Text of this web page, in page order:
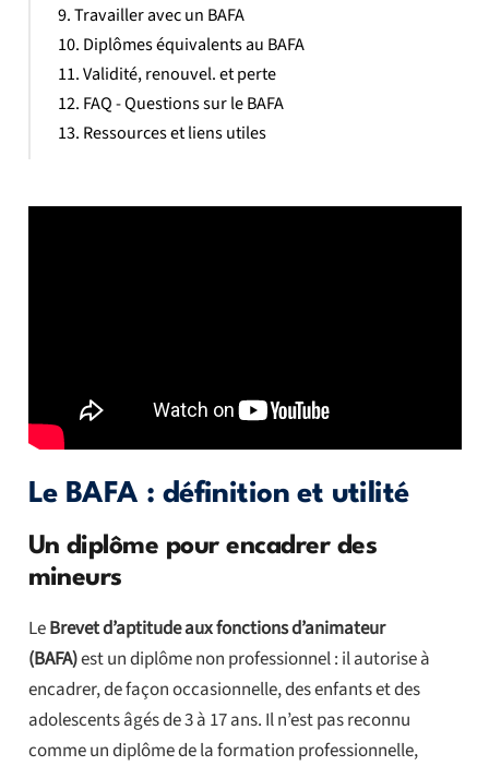
Le BAFA : définition et utilité
Un diplôme pour encadrer des
mineurs
LeBrevet d’aptitude aux fonctions d’animateur
(BAFA)est un diplôme non professionnel : il autorise à
encadrer, de façon occasionnelle, des enfants et des
adolescents âgés de 3 à 17 ans. Il n’est pas reconnu
comme un diplôme de la formation professionnelle,
Travailler avec un BAFA
Diplômes équivalents au BAFA
Validité, renouvel. et perte
FAQ - Questions sur le BAFA
Ressources et liens utiles